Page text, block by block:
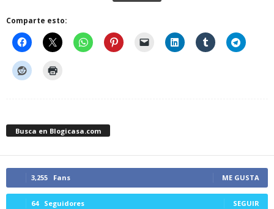
Comparte esto:
Busca en Blogicasa.com
3,255 Fans ME GUSTA
64 Seguidores SEGUIR